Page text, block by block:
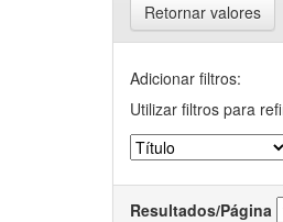
Retornar valores
Adicionar filtros:
Utilizar filtros para
Resultados/Página